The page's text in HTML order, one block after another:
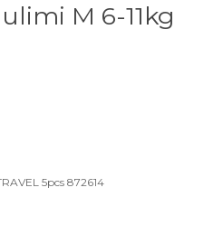
M 6-11kg
5pcs 872614